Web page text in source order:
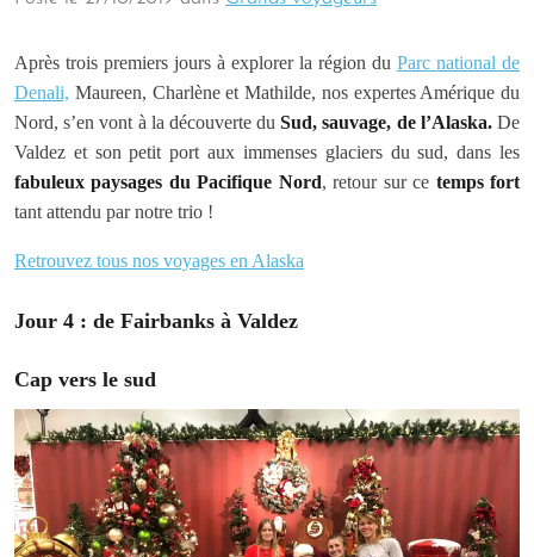
Après trois premiers jours à explorer la région du Parc national de
Denali, Maureen, Charlène et Mathilde, nos expertes Amérique du
Nord, s’en vont à la découverte duSud, sauvage, de l’Alaska.De
Valdez et son petit port aux immenses glaciers du sud, dans les
fabuleux paysages du Pacifique Nord, retour sur ce temps fort
tant attendu par notre trio !
Retrouvez tous nos voyages en Alaska
Jour 4 : de Fairbanks à Valdez
Cap vers le sud